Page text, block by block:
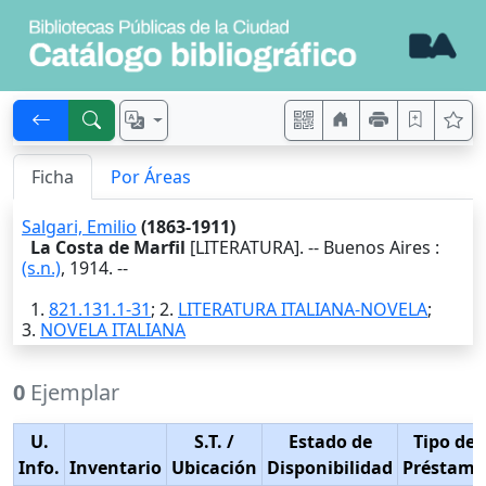
Ficha Por Áreas
Salgari, Emilio (1863-1911)
La Costa de Marfil [LITERATURA]. -- Buenos Aires :
(s.n.), 1914. --
1. 821.131.1-31; 2. LITERATURA ITALIANA-NOVELA;
3. NOVELA ITALIANA
0 Ejemplar
U.
Info. Inventario
S.T. /
Ubicación
Estado de
Disponibilidad
Tipo de
Préstamo